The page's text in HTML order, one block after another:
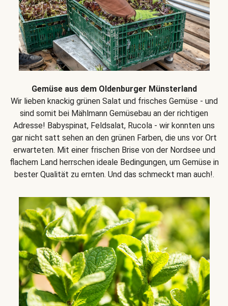
Gemüse aus dem Oldenburger Münsterland
Wir lieben knackig grünen Salat und frisches Gemüse - und
sind somit bei Mählmann Gemüsebau an der richtigen
Adresse! Babyspinat, Feldsalat, Rucola - wir konnten uns
gar nicht satt sehen an den grünen Farben, die uns vor Ort
erwarteten. Mit einer frischen Brise von der Nordsee und
flachem Land herrschen ideale Bedingungen, um Gemüse in
bester Qualität zu ernten. Und das schmeckt man auch!.